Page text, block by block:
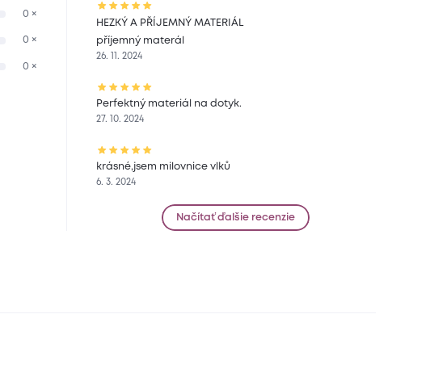
0 ×
0 ×
0 ×
HEZKÝ A PŘÍJEMNÝ MATERIÁL
příjemný materál
26. 11. 2024
Perfektný materiál na dotyk.
27. 10. 2024
krásné,jsem milovnice vlků
6. 3. 2024
Načítať ďalšie recenzie